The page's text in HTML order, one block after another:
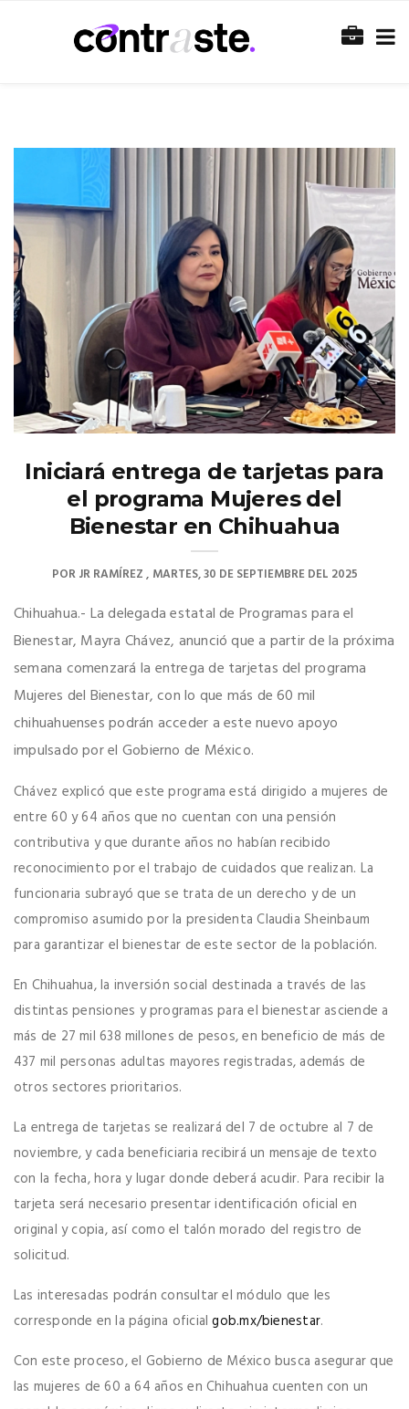
Iniciará entrega de tarjetas para
el programa Mujeres del
Bienestar en Chihuahua
PORJR RAMÍREZ MARTES, 30 DE SEPTIEMBRE DEL 2025
Chihuahua.- La delegada estatal de Programas para el
Bienestar, Mayra Chávez, anunció que a partir de la próxima
semana comenzará la entrega de tarjetas del programa
Mujeres del Bienestar, con lo que más de 60 mil
chihuahuenses podrán acceder a este nuevo apoyo
impulsado por el Gobierno de México.
Chávez explicó que este programa está dirigido a mujeres de
entre 60 y 64 años que no cuentan con una pensión
contributiva y que durante años no habían recibido
reconocimiento por el trabajo de cuidados que realizan. La
funcionaria subrayó que se trata de un derecho y de un
compromiso asumido por la presidenta Claudia Sheinbaum
para garantizar el bienestar de este sector de la población.
En Chihuahua, la inversión social destinada a través de las
distintas pensiones y programas para el bienestar asciende a
más de 27 mil 638 millones de pesos, en beneficio de más de
437 mil personas adultas mayores registradas, además de
otros sectores prioritarios.
La entrega de tarjetas se realizará del 7 de octubre al 7 de
noviembre, y cada beneficiaria recibirá un mensaje de texto
con la fecha, hora y lugar donde deberá acudir. Para recibir la
tarjeta será necesario presentar identificación oficial en
original y copia, así como el talón morado del registro de
solicitud.
Las interesadas podrán consultar el módulo que les
corresponde en la página oficialgob.mx/bienestar.
Con este proceso, el Gobierno de México busca asegurar que
las mujeres de 60 a 64 años en Chihuahua cuenten con un